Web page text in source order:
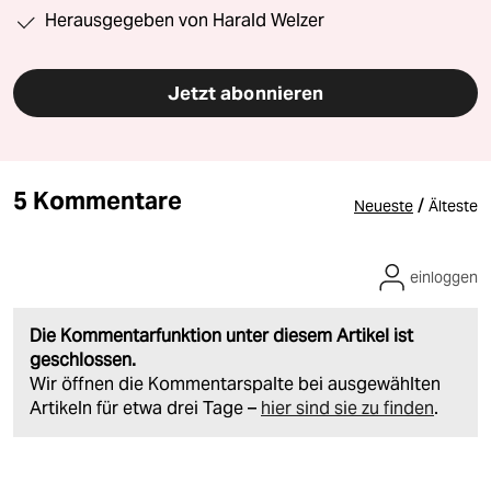
Herausgegeben von Harald Welzer
Jetzt abonnieren
5 Kommentare Neueste / Älteste
Die Kommentarfunktion unter diesem Artikel ist
geschlossen.
Wir öffnen die Kommentarspalte bei ausgewählten
Artikeln für etwa drei Tage – hier sind sie zu finden.
einloggen